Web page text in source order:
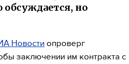
но
Новости опроверг
заключении им контракта с